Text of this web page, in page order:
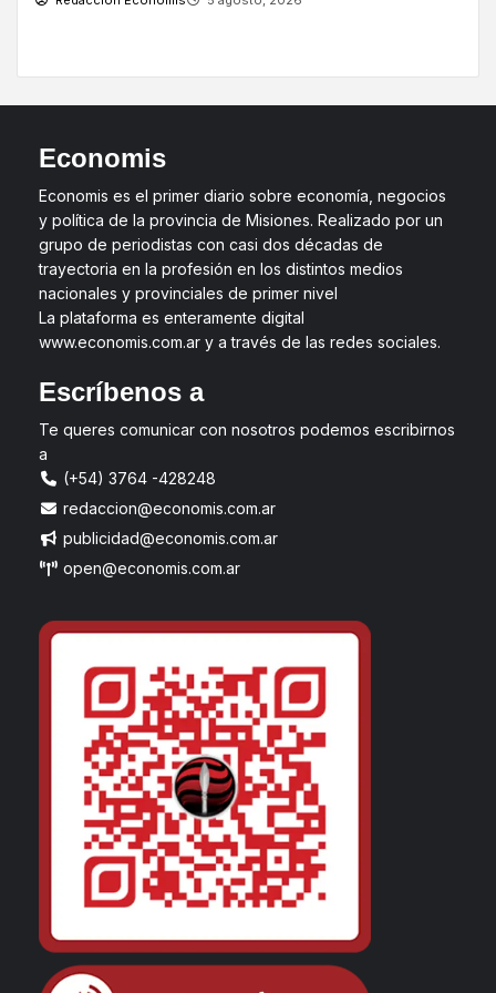
Economis
Economis es el primer diario sobre economía, negocios
y política de la provincia de Misiones. Realizado por un
grupo de periodistas con casi dos décadas de
trayectoria en la profesión en los distintos medios
nacionales y provinciales de primer nivel
La plataforma es enteramente digital
www.economis.com.ar y a través de las redes sociales.
Escríbenos a
Te queres comunicar con nosotros podemos escribirnos
a
(+54) 3764 -428248
redaccion@economis.com.ar
publicidad@economis.com.ar
open@economis.com.ar